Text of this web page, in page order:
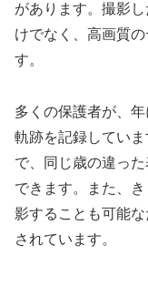
があります。撮影
けでなく、高画質
す。
多くの保護者が、
軌跡を記録してい
で、同じ歳の違っ
できます。また、
影することも可能
されています。